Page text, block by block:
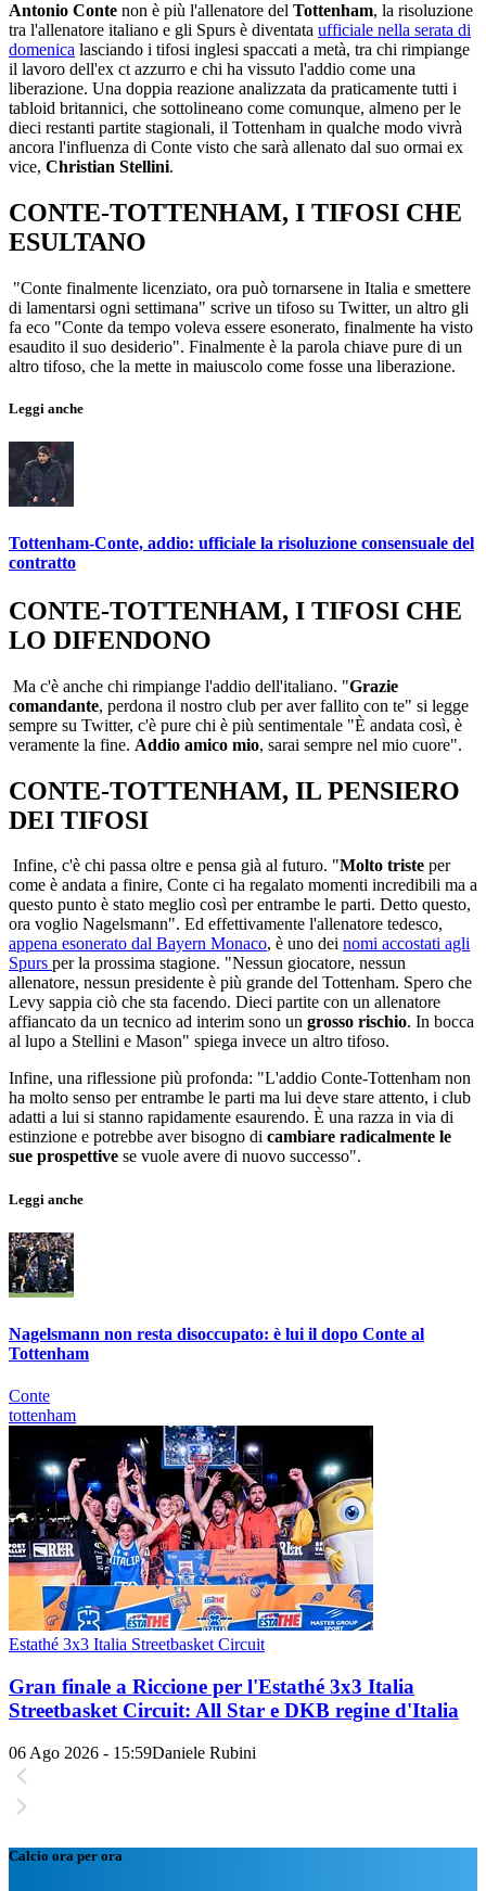
Antonio Conte non è più l'allenatore del Tottenham, la risoluzione
tra l'allenatore italiano e gli Spurs è diventata ufficiale nella serata di
domenica lasciando i tifosi inglesi spaccati a metà, tra chi rimpiange
il lavoro dell'ex ct azzurro e chi ha vissuto l'addio come una
liberazione. Una doppia reazione analizzata da praticamente tutti i
tabloid britannici, che sottolineano come comunque, almeno per le
dieci restanti partite stagionali, il Tottenham in qualche modo vivrà
ancora l'influenza di Conte visto che sarà allenato dal suo ormai ex
vice, Christian Stellini.
CONTE-TOTTENHAM, I TIFOSI CHE
ESULTANO
"Conte finalmente licenziato, ora può tornarsene in Italia e smettere
di lamentarsi ogni settimana" scrive un tifoso su Twitter, un altro gli
fa eco "Conte da tempo voleva essere esonerato, finalmente ha visto
esaudito il suo desiderio". Finalmente è la parola chiave pure di un
altro tifoso, che la mette in maiuscolo come fosse una liberazione.
Leggi anche
Tottenham-Conte, addio: ufficiale la risoluzione consensuale del
contratto
CONTE-TOTTENHAM, I TIFOSI CHE
LO DIFENDONO
Ma c'è anche chi rimpiange l'addio dell'italiano. "Grazie
comandante, perdona il nostro club per aver fallito con te" si legge
sempre su Twitter, c'è pure chi è più sentimentale "È andata così, è
veramente la fine. Addio amico mio, sarai sempre nel mio cuore".
CONTE-TOTTENHAM, IL PENSIERO
DEI TIFOSI
Infine, c'è chi passa oltre e pensa già al futuro. "Molto triste per
come è andata a finire, Conte ci ha regalato momenti incredibili ma a
questo punto è stato meglio così per entrambe le parti. Detto questo,
ora voglio Nagelsmann". Ed effettivamente l'allenatore tedesco,
appena esonerato dal Bayern Monaco, è uno dei nomi accostati agli
Spurs per la prossima stagione. "Nessun giocatore, nessun
allenatore, nessun presidente è più grande del Tottenham. Spero che
Levy sappia ciò che sta facendo. Dieci partite con un allenatore
affiancato da un tecnico ad interim sono un grosso rischio. In bocca
al lupo a Stellini e Mason" spiega invece un altro tifoso.
Infine, una riflessione più profonda: "L'addio Conte-Tottenham non
ha molto senso per entrambe le parti ma lui deve stare attento, i club
adatti a lui si stanno rapidamente esaurendo. È una razza in via di
estinzione e potrebbe aver bisogno di cambiare radicalmente le
sue prospettive se vuole avere di nuovo successo".
Leggi anche
Nagelsmann non resta disoccupato: è lui il dopo Conte al
Tottenham
Conte
tottenham
Estathé 3x3 Italia Streetbasket Circuit
Gran finale a Riccione per l'Estathé 3x3 Italia
Streetbasket Circuit: All Star e DKB regine d'Italia
06 Ago 2026 - 15:59Daniele Rubini
Calcio ora per ora